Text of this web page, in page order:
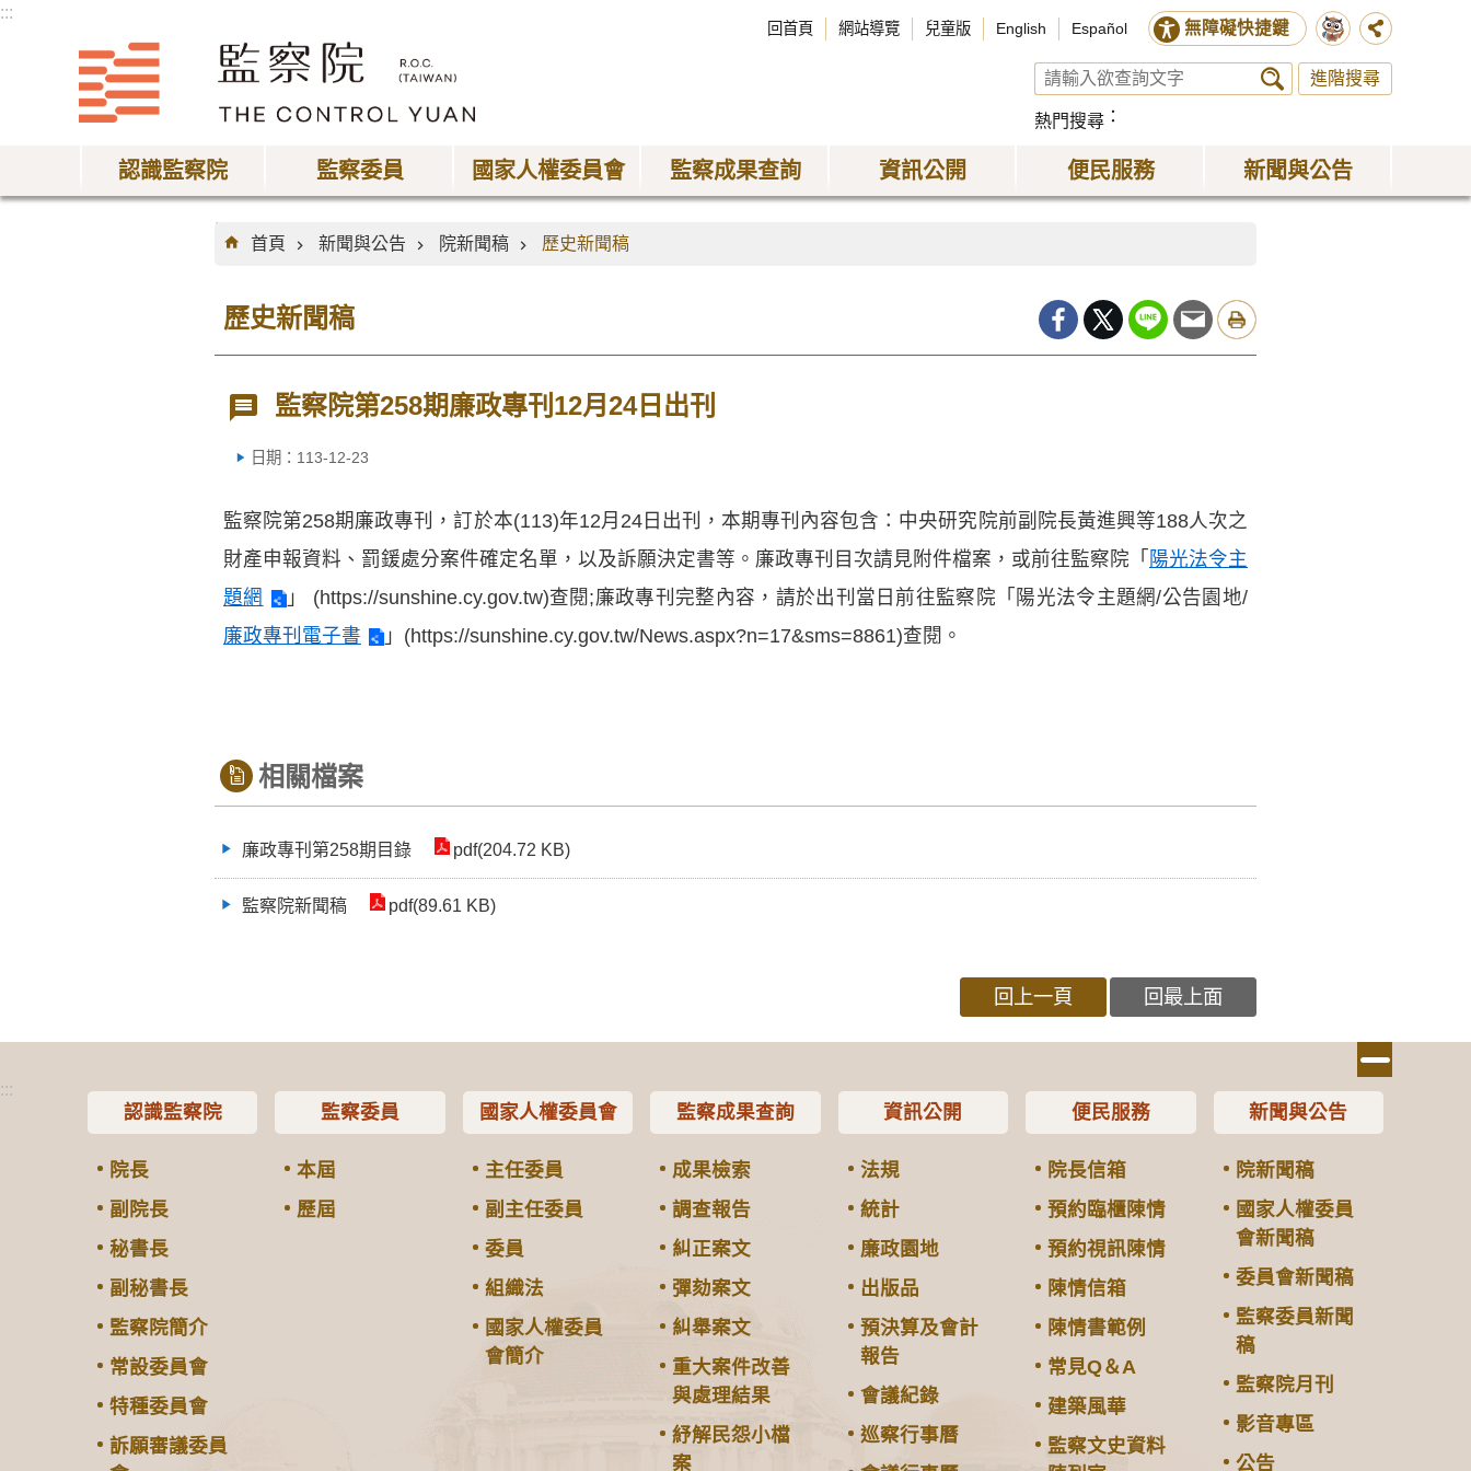
:::
回首頁 網站導覽 兒童版 English Español 無障礙快捷鍵
進階搜尋
熱門搜尋
認識監察院 監察委員 國家人權委員會 監察成果查詢 資訊公開 便民服務 新聞與公告
:::
首頁
新聞與公告 院新聞稿 歷史新聞稿
歷史新聞稿
監察院第258期廉政專刊12月24日出刊
日期：113-12-23
監察院第258期廉政專刊，訂於本(113)年12月24日出刊，本期專刊內容包含：中央研究院前副院長黃進興等188人次之
財產申報資料、罰鍰處分案件確定名單，以及訴願決定書等。廉政專刊目次請見附件檔案，或前往監察院「 陽光法令主
題網
」 (https://sunshine.cy.gov.tw)查閱;廉政專刊完整內容，請於出刊當日前往監察院「陽光法令主題網/公告園地/
廉政專刊電子書
」(https://sunshine.cy.gov.tw/News.aspx?n=17&sms=8861)查閱。
相關檔案
廉政專刊第258期目錄 pdf(204.72 KB)
監察院新聞稿 pdf(89.61 KB)
回上一頁 回最上面
:::
認識監察院
院長
副院長
秘書長
副秘書長
監察院簡介
常設委員會
特種委員會
訴願審議委員
監察委員
本屆
歷屆
國家人權委員會
主任委員
副主任委員
委員
組織法
國家人權委員
會簡介
監察成果查詢
成果檢索
調查報告
糾正案文
彈劾案文
糾舉案文
重大案件改善
與處理結果
紓解民怨小檔
案
資訊公開
法規
統計
廉政園地
出版品
預決算及會計
報告
會議紀錄
巡察行事曆
便民服務
院長信箱
預約臨櫃陳情
預約視訊陳情
陳情信箱
陳情書範例
常見Q＆A
建築風華
監察文史資料
新聞與公告
院新聞稿
國家人權委員
會新聞稿
委員會新聞稿
監察委員新聞
稿
監察院月刊
影音專區
公告